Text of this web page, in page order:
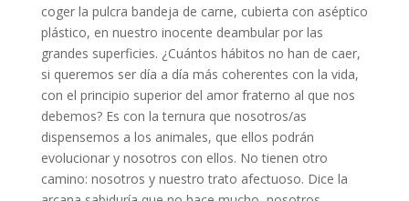
coger la pulcra bandeja de carne, cubierta con aséptico
plástico, en nuestro inocente deambular por las
grandes superficies. ¿Cuántos hábitos no han de caer,
si queremos ser día a día más coherentes con la vida,
con el principio superior del amor fraterno al que nos
debemos? Es con la ternura que nosotros/as
dispensemos a los animales, que ellos podrán
evolucionar y nosotros con ellos. No tienen otro
camino: nosotros y nuestro trato afectuoso. Dice la